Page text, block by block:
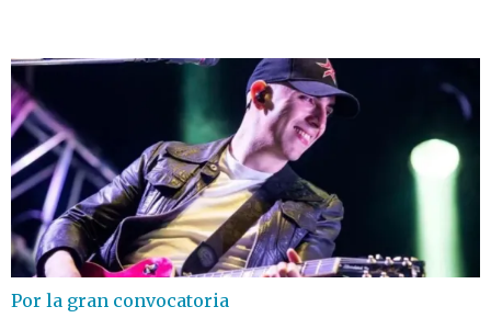
Por la gran convocatoria